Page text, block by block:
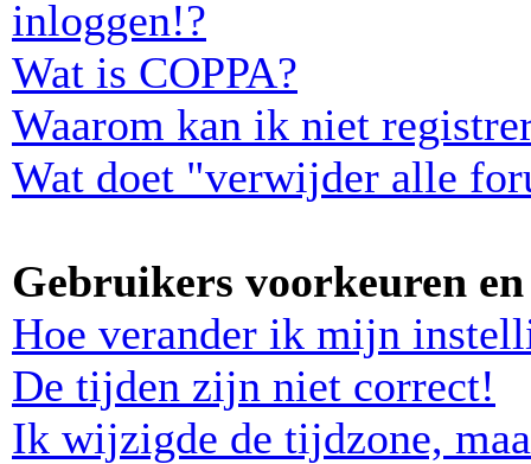
inloggen!?
Wat is COPPA?
Waarom kan ik niet
Wat doet "verwijder alle
Gebruikers voorkeuren
Hoe verander ik mijn
De tijden zijn niet correct!
Ik wijzigde de tijdzone,